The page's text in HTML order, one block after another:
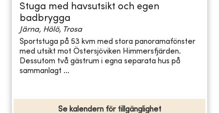
Stuga med havsutsikt och egen
badbrygga
Järna, Hölö, Trosa
Sportstuga på 53 kvm med stora panoramafönster
med utsikt mot Östersjöviken Himmersfjärden.
Dessutom två gästrum i egna separata hus på
sammanlagt ...
Se kalendern för tillgänglighet